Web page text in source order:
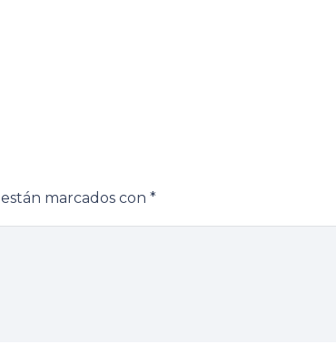
marcados con *